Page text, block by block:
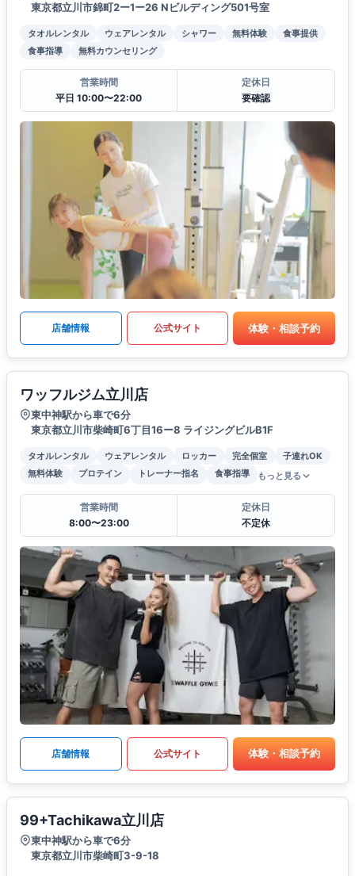
東京都立川市錦町2ー1ー26 Nビルディング501号室
タオルレンタル ウェアレンタル シャワー 無料体験
食事提供
食事指導
無料カウンセリング
営業時間
平日 10:00〜22:00
定休日
要確認
店舗情報 公式サイト 体験・相談予約
ワッフルジム立川店
東中神駅から車で6分
東京都立川市柴崎町6丁目16ー8 ライジングビルB1F
タオルレンタル ウェアレンタル ロッカー 完全個室
子連れOK
無料体験
プロテイン トレーナー指名 食事指導 もっと見る
営業時間
8:00〜23:00
定休日
不定休
店舗情報 公式サイト 体験・相談予約
99+Tachikawa立川店
東中神駅から車で6分
東京都立川市柴崎町3-9-18